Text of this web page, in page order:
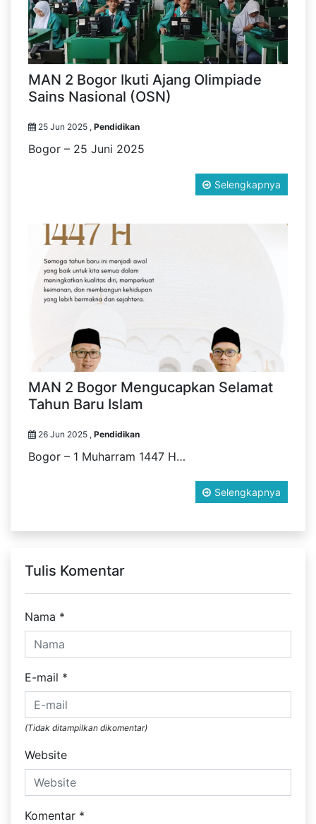
MAN 2 Bogor Ikuti Ajang Olimpiade
Sains Nasional (OSN)
25 Jun 2025 , Pendidikan
Bogor – 25 Juni 2025
Selengkapnya
MAN 2 Bogor Mengucapkan Selamat
Tahun Baru Islam
26 Jun 2025 , Pendidikan
Bogor – 1 Muharram 1447 H…
Selengkapnya
Tulis Komentar
Nama *
E-mail *
(Tidak ditampilkan dikomentar)
Website
Komentar *